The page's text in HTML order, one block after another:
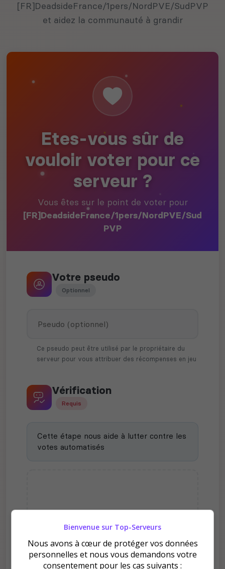
[FR]DeadsideFrance/1pers/NordPVE/SudPVP
et aidez la communauté à grandir
Etes-vous sûr de
vouloir voter pour ce
serveur ?
Vous êtes sur le point de voter pour
[FR]DeadsideFrance/1pers/NordPVE/Sud
PVP
Votre pseudo
Optionnel
Ce pseudo peut être utilisé par le propriétaire du
serveur pour vous attribuer des récompenses en jeu
Vérification
Requis
Cette étape nous aide à lutter contre les
votes automatisés
Pourquoi voter pour
Bienvenue sur Top-Serveurs
Nous avons à cœur de protéger vos données
personnelles et nous vous demandons votre
consentement pour les cas suivants :